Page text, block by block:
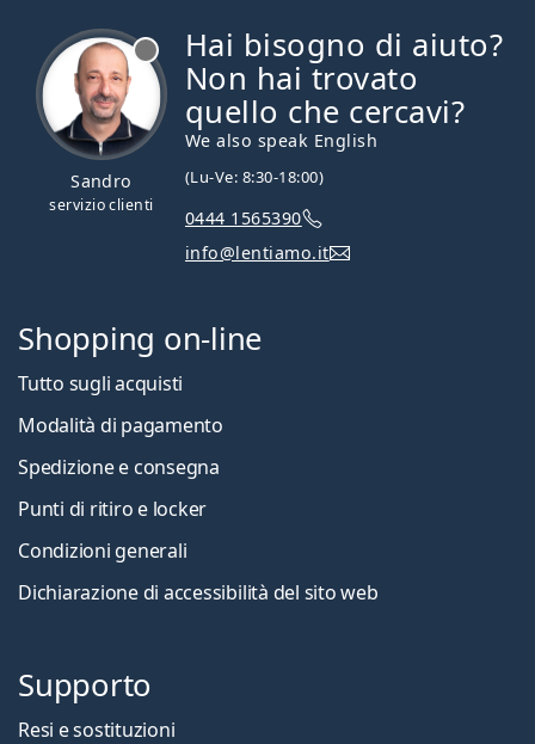
Sandro
servizio clienti
Hai bisogno di aiuto?
Non hai trovato
quello che cercavi?
We also speak English
(Lu-Ve: 8:30-18:00)
0444 1565390
info@lentiamo.it
Shopping on-line
Tutto sugli acquisti
Modalità di pagamento
Spedizione e consegna
Punti di ritiro e locker
Condizioni generali
Dichiarazione di accessibilità del sito web
Supporto
Resi e sostituzioni